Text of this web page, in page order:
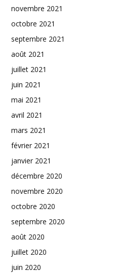
novembre 2021
octobre 2021
septembre 2021
août 2021
juillet 2021
juin 2021
mai 2021
avril 2021
mars 2021
février 2021
janvier 2021
décembre 2020
novembre 2020
octobre 2020
septembre 2020
août 2020
juillet 2020
juin 2020